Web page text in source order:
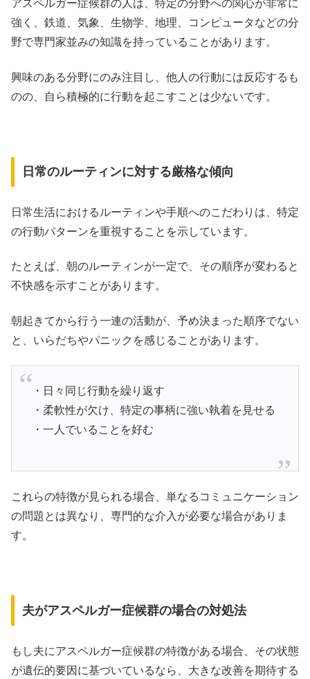
アスペルガー症候群の人は、特定の分野への関心が非常に
強く、鉄道、気象、生物学、地理、コンピュータなどの分
野で専門家並みの知識を持っていることがあります。
興味のある分野にのみ注目し、他人の行動には反応するも
のの、自ら積極的に行動を起こすことは少ないです。
日常のルーティンに対する厳格な傾向
日常生活におけるルーティンや手順へのこだわりは、特定
の行動パターンを重視することを示しています。
たとえば、朝のルーティンが一定で、その順序が変わると
不快感を示すことがあります。
朝起きてから行う一連の活動が、予め決まった順序でない
と、いらだちやパニックを感じることがあります。
・日々同じ行動を繰り返す
・柔軟性が欠け、特定の事柄に強い執着を見せる
・一人でいることを好む
これらの特徴が見られる場合、単なるコミュニケーション
の問題とは異なり、専門的な介入が必要な場合がありま
す。
夫がアスペルガー症候群の場合の対処法
もし夫にアスペルガー症候群の特徴がある場合、その状態
が遺伝的要因に基づいているなら、大きな改善を期待する